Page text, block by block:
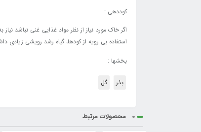
کوددهی :
اگر خاک مورد نیاز از نظر مواد غذایی غنی نباشد
استفاده بی رویه از کودها، گیاه رشد رویشی زیادی
بخشها :
بذر گل
محصولات مرتبط